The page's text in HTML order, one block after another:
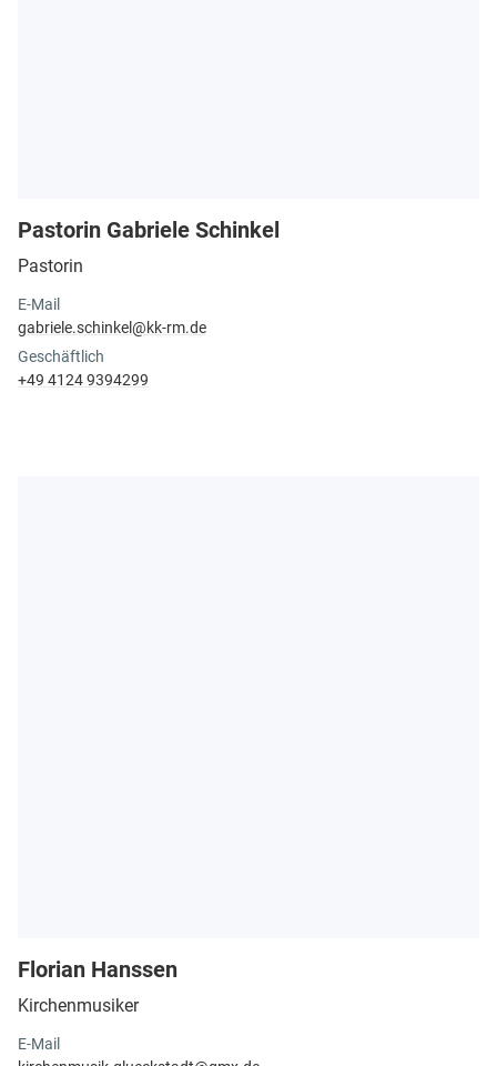
Pastorin Gabriele Schinkel
Pastorin
E-Mail
gabriele.​schinkel@​kk-rm.​de
Geschäftlich
+49 4124 9394299
Florian Hanssen
Kirchenmusiker
E-Mail